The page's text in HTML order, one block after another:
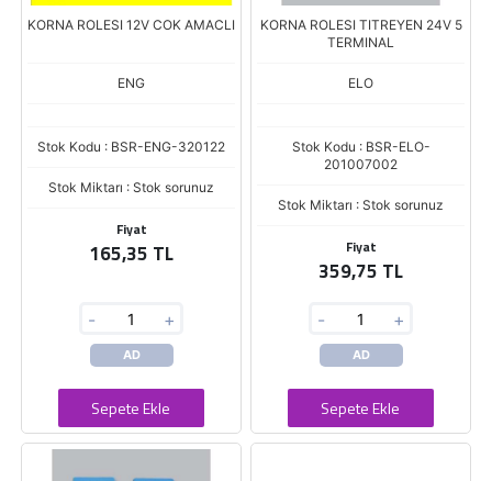
KORNA ROLESI 12V COK AMACLI
ENG
Stok Kodu : BSR-ENG-320122
Stok Miktarı : Stok sorunuz
Fiyat
165,35 TL
- +
AD
Sepete Ekle
KORNA ROLESI TITREYEN 24V 5
TERMINAL
ELO
Stok Kodu : BSR-ELO-
201007002
Stok Miktarı : Stok sorunuz
Fiyat
359,75 TL
- +
AD
Sepete Ekle